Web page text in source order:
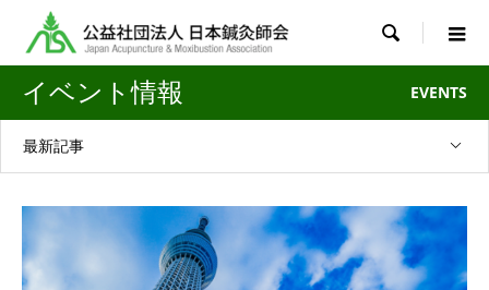

イベント情報 EVENTS
最新記事